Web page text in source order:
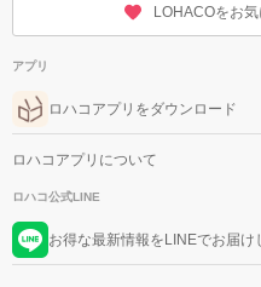
LOHACOをお
アプリ
ロハコアプリをダウンロード
ロハコアプリについて
ロハコ公式LINE
お得な最新情報をLINEでお届け